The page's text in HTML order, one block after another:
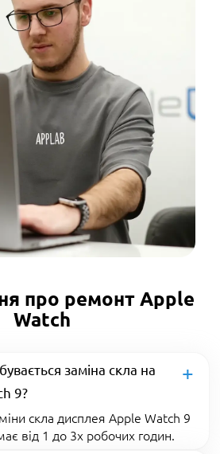
про ремонт Apple
Watch
заміна скла на
9?
скла дисплея Apple Watch 9
від 1 до 3х робочих годин.